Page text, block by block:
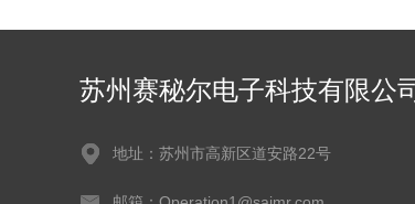
苏州赛秘尔电子科技有限公
地址：苏州市高新区道安路22号